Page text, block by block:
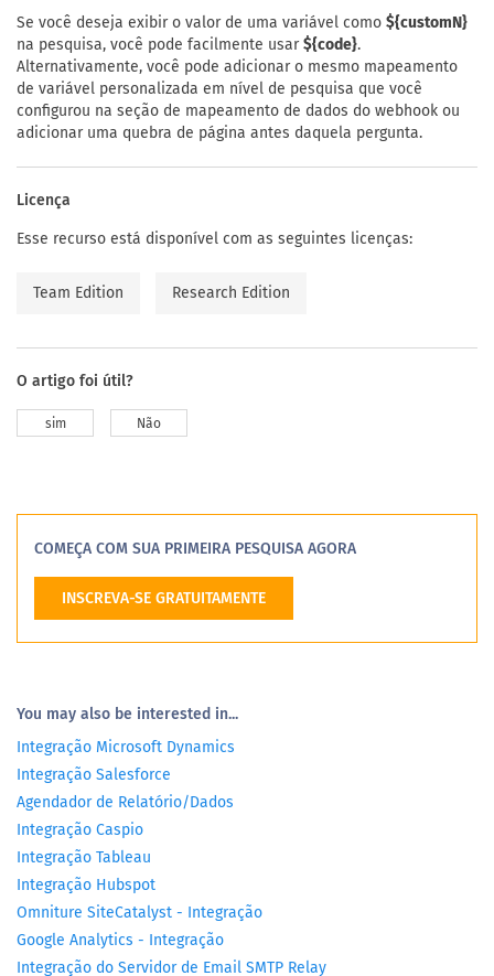
Se você deseja exibir o valor de uma variável como ${customN}
na pesquisa, você pode facilmente usar${code}.
Alternativamente, você pode adicionar o mesmo mapeamento
de variável personalizada em nível de pesquisa que você
configurou na seção de mapeamento de dados do webhook ou
adicionar uma quebra de página antes daquela pergunta.
Licença
Esse recurso está disponível com as seguintes licenças:
Team Edition Research Edition
O artigo foi útil?
sim Não
COMEÇA COM SUA PRIMEIRA PESQUISA AGORA
INSCREVA-SE GRATUITAMENTE
You may also be interested in...
Integração Microsoft Dynamics
Integração Salesforce
Agendador de Relatório/Dados
Integração Caspio
Integração Tableau
Integração Hubspot
Omniture SiteCatalyst - Integração
Google Analytics - Integração
Integração do Servidor de Email SMTP Relay